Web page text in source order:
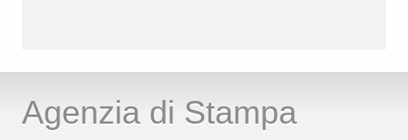
Agenzia di Stampa